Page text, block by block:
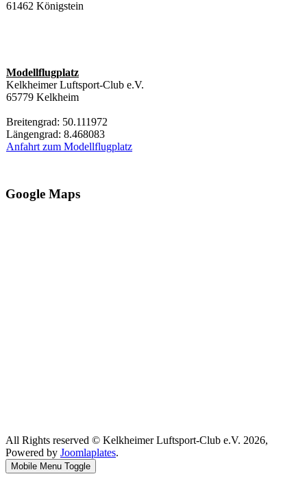
61462 Königstein
Modellflugplatz
Kelkheimer Luftsport-Club e.V.
65779 Kelkheim
Breitengrad: 50.111972
Längengrad: 8.468083
Anfahrt zum Modellflugplatz
Google Maps
All Rights reserved © Kelkheimer Luftsport-Club e.V. 2026,
Powered by Joomlaplates.
Mobile Menu Toggle